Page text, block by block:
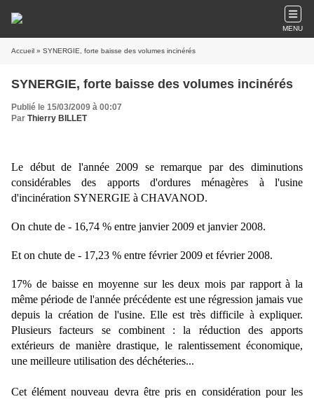
MENU
Accueil » SYNERGIE, forte baisse des volumes incinérés
SYNERGIE, forte baisse des volumes incinérés
Publié le 15/03/2009 à 00:07
Par Thierry BILLET
Le début de l'année 2009 se remarque par des diminutions
considérables des apports d'ordures ménagères à l'usine
d'incinération SYNERGIE à CHAVANOD.
On chute de - 16,74 % entre janvier 2009 et janvier 2008.
Et on chute de - 17,23 % entre février 2009 et février 2008.
17% de baisse en moyenne sur les deux mois par rapport à la
même période de l'année précédente est une régression jamais vue
depuis la création de l'usine. Elle est très difficile à expliquer.
Plusieurs facteurs se combinent : la réduction des apports
extérieurs de manière drastique, le ralentissement économique,
une meilleure utilisation des déchéteries...
Cet élément nouveau devra être pris en considération pour les